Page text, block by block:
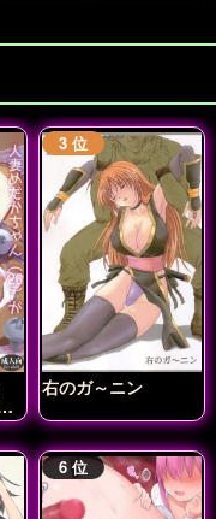
右のガ～ニン